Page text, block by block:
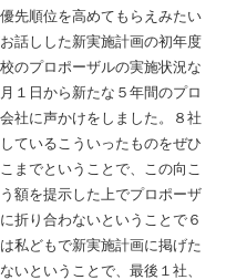
先順位を高めてもらえみたい
話しした新実施計画の初年度
のプロポーザルの実施状況な
１日から新たな５年間のプロ
社に声かけをしました。８社
ているこういったものをぜひ
までということで、この向こ
額を提示した上でプロポーザ
折り合わないということで６
私どもで新実施計画に掲げた
いということで、最後１社、